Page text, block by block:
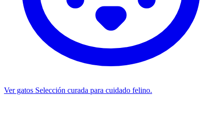
Ver gatos Selección curada para cuidado felino.